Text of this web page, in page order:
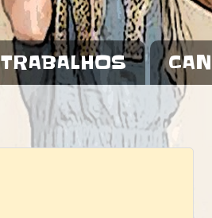
TRABALHOS